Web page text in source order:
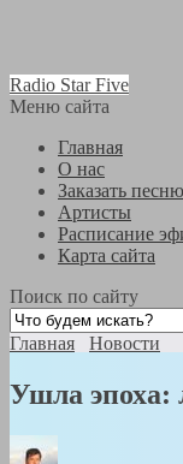
Radio Star Five
Меню сайта
Главная
О нас
Заказать песню
Артисты
Расписание
Карта сайта
Поиск по сайту
Главная Новости
Ушла эпоха: